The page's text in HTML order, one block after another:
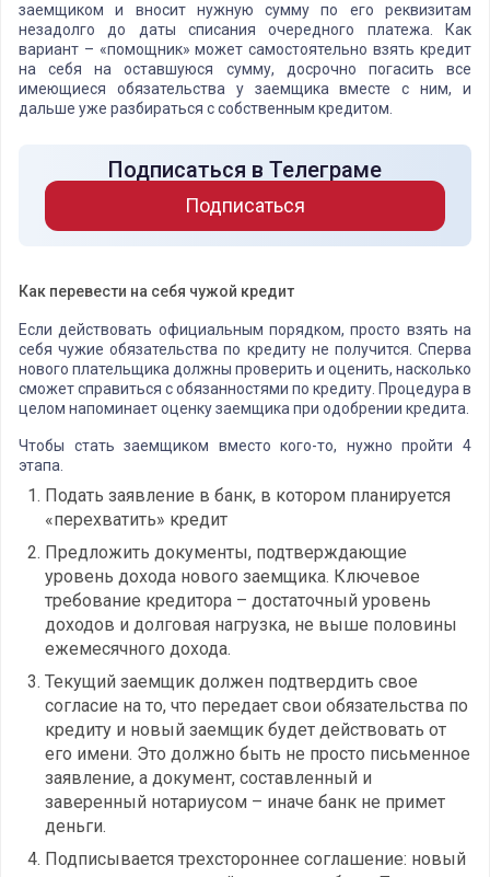
заемщиком и вносит нужную сумму по его реквизитам
незадолго до даты списания очередного платежа. Как
вариант – «помощник» может самостоятельно взять кредит
на себя на оставшуюся сумму, досрочно погасить все
имеющиеся обязательства у заемщика вместе с ним, и
дальше уже разбираться с собственным кредитом.
Подписаться в Телеграме
Подписаться
Как перевести на себя чужой кредит
Если действовать официальным порядком, просто взять на
себя чужие обязательства по кредиту не получится. Сперва
нового плательщика должны проверить и оценить, насколько
сможет справиться с обязанностями по кредиту. Процедура в
целом напоминает оценку заемщика при одобрении кредита.
Чтобы стать заемщиком вместо кого-то, нужно пройти 4
этапа.
Подать заявление в банк, в котором планируется
«перехватить» кредит
Предложить документы, подтверждающие
уровень дохода нового заемщика. Ключевое
требование кредитора – достаточный уровень
доходов и долговая нагрузка, не выше половины
ежемесячного дохода.
Текущий заемщик должен подтвердить свое
согласие на то, что передает свои обязательства по
кредиту и новый заемщик будет действовать от
его имени. Это должно быть не просто письменное
заявление, а документ, составленный и
заверенный нотариусом – иначе банк не примет
деньги.
Подписывается трехстороннее соглашение: новый